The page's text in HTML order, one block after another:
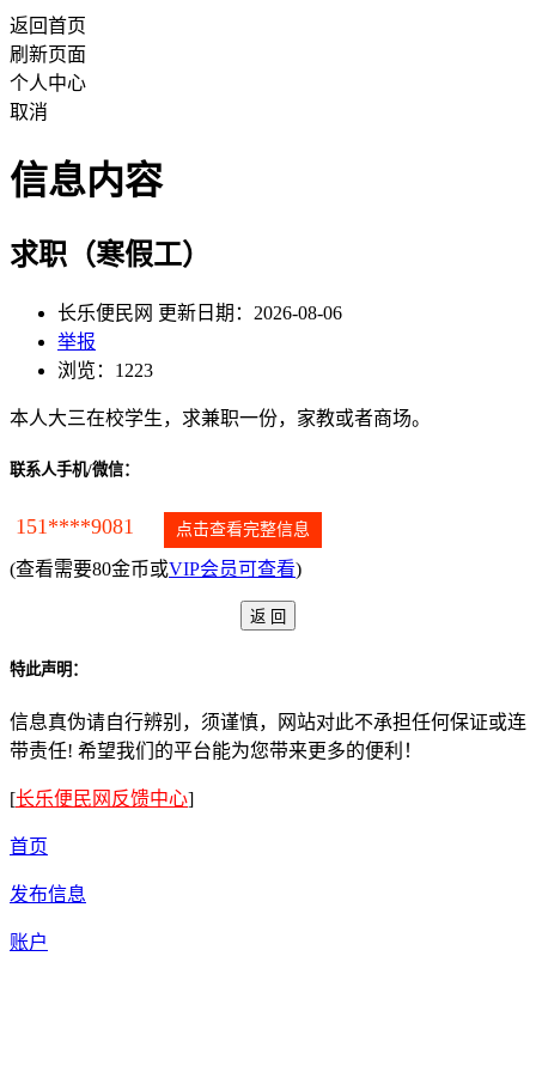
返回首页
刷新页面
个人中心
取消
信息内容
求职（寒假工）
长乐便民网 更新日期：2026-08-06
举报
浏览：1223
本人大三在校学生，求兼职一份，家教或者商场。
联系人手机/微信：
151****9081 点击查看完整信息
(查看需要80金币或VIP会员可查看)
特此声明：
信息真伪请自行辨别，须谨慎，网站对此不承担任何保证或连
带责任! 希望我们的平台能为您带来更多的便利！
[长乐便民网反馈中心]
首页
发布信息
账户